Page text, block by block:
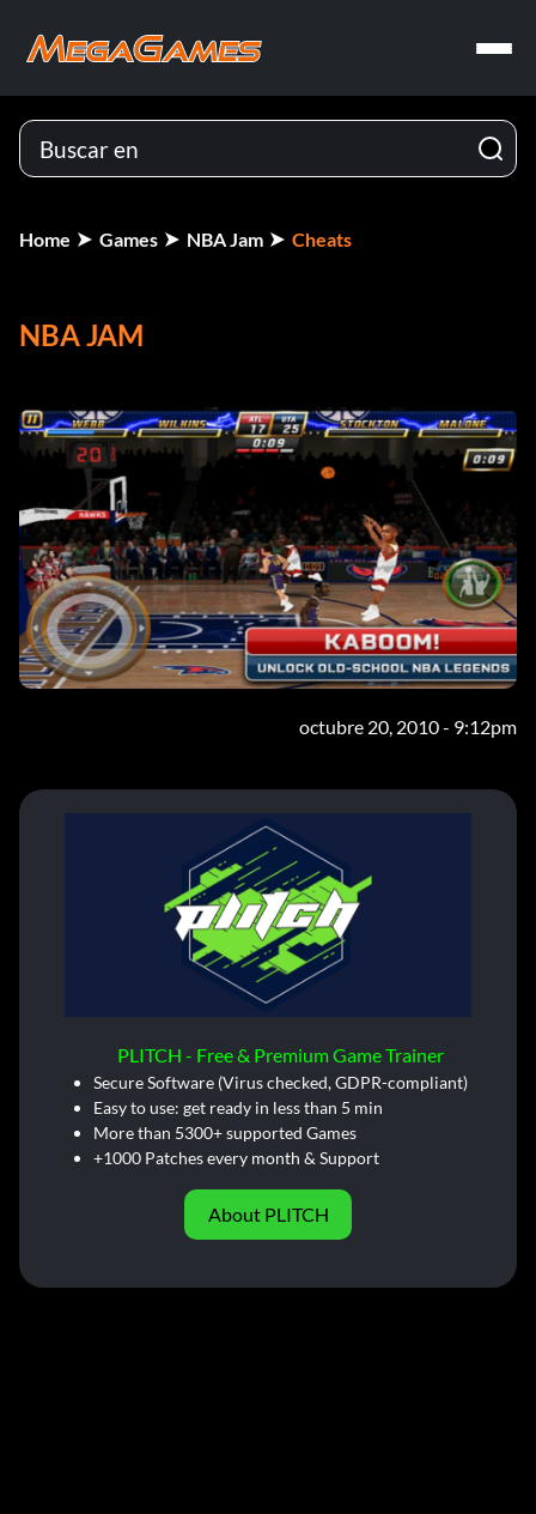
Home Games NBA Jam Cheats
NBA JAM
octubre 20, 2010 - 9:12pm
PLITCH - Free & Premium Game Trainer
Secure Software (Virus checked, GDPR-compliant)
Easy to use: get ready in less than 5 min
More than 5300+ supported Games
+1000 Patches every month & Support
About PLITCH